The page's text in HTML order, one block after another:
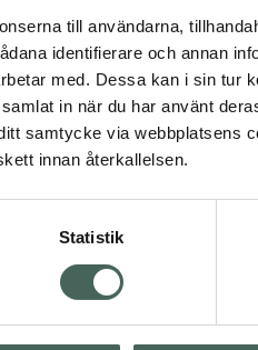
till användarna,
identifierare och annan
med. Dessa kan i sin tur
in när du har använt
samtycke via webbplatsens
innan återkallelsen.
Statistik